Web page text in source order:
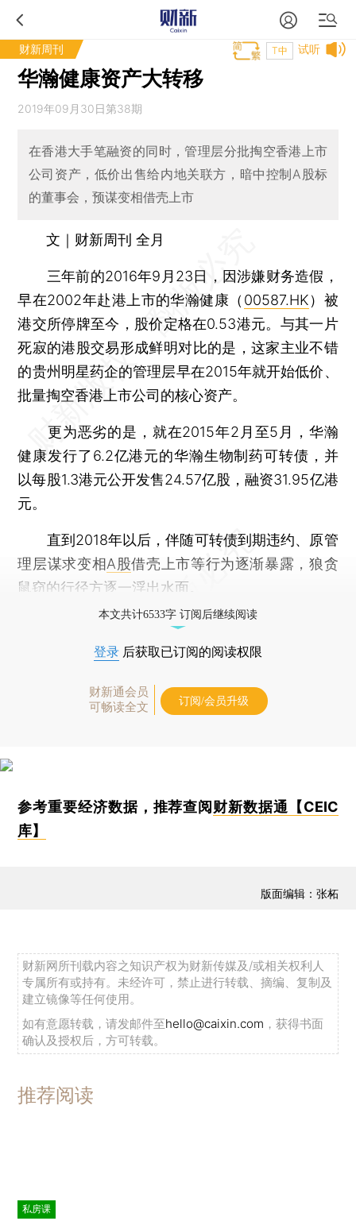
财新周刊 试听
T中
华瀚健康资产大转移
2019年09月30日第38期
在香港大手笔融资的同时，管理层分批掏空香港上市
公司资产，低价出售给内地关联方，暗中控制A股标
的董事会，预谋变相借壳上市
文｜财新周刊 全月
三年前的2016年9月23日，因涉嫌财务造假，
早在2002年赴港上市的华瀚健康（ 00587.HK）被
港交所停牌至今，股价定格在0.53港元。与其一片
死寂的港股交易形成鲜明对比的是，这家主业不错
的贵州明星药企的管理层早在2015年就开始低价、
批量掏空香港上市公司的核心资产。
更为恶劣的是，就在2015年2月至5月，华瀚
健康发行了6.2亿港元的华瀚生物制药可转债，并
以每股1.3港元公开发售24.57亿股，融资31.95亿港
元。
直到2018年以后，伴随可转债到期违约、原管
理层谋求变相A股借壳上市等行为逐渐暴露，狼贪
鼠窃的行径方逐一浮出水面。
本文共计6533字 订阅后继续阅读
登录 后获取已订阅的阅读权限
财新通会员
可畅读全文
订阅/会员升级
参考重要经济数据，推荐查阅 财新数据通【CEIC
库】
版面编辑：张柘
财新网所刊载内容之知识产权为财新传媒及/或相关权利人
专属所有或持有。未经许可，禁止进行转载、摘编、复制及
建立镜像等任何使用。
如有意愿转载，请发邮件至hello@caixin.com ，获得书面
确认及授权后，方可转载。
推荐阅读
私房课